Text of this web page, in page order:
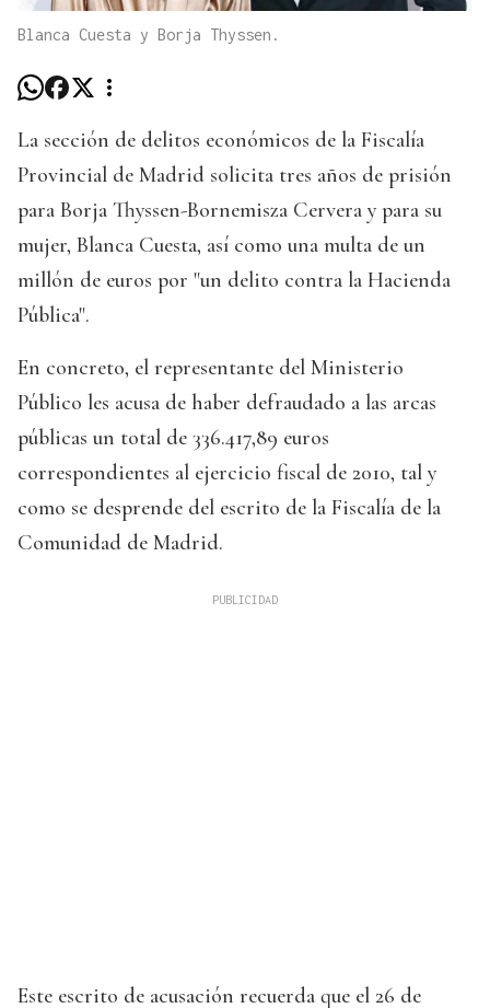
Blanca Cuesta y Borja Thyssen.
La sección de delitos económicos de la Fiscalía
Provincial de Madrid solicita tres años de prisión
para Borja Thyssen-Bornemisza Cervera y para su
mujer, Blanca Cuesta, así como una multa de un
millón de euros por "un delito contra la Hacienda
Pública".
En concreto, el representante del Ministerio
Público les acusa de haber defraudado a las arcas
públicas un total de 336.417,89 euros
correspondientes al ejercicio fiscal de 2010, tal y
como se desprende del escrito de la Fiscalía de la
Comunidad de Madrid.
Este escrito de acusación recuerda que el 26 de